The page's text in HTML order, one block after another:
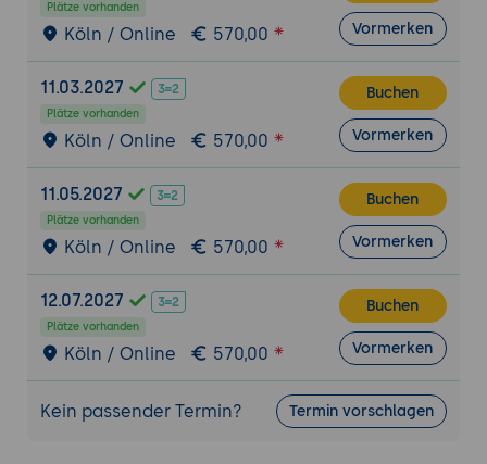
Einbeziehung des Net Promoter Scores in
die Marketingstrategie
Plätze vorhanden
Köln / Online 570,00 Vormerken
11.03.2027
Plätze vorhanden
Köln / Online 570,00
Buchen
Vormerken
11.05.2027
Plätze vorhanden
Köln / Online 570,00
Buchen
Vormerken
12.07.2027
Plätze vorhanden
Köln / Online 570,00
Buchen
Vormerken
Kein passender Termin? Termin vorschlagen